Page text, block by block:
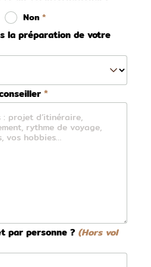
Non
la préparation de votre
par personne ? (Hors vol